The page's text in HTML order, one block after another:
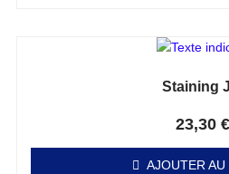
Staining
23,30 €
AJOUTER AU